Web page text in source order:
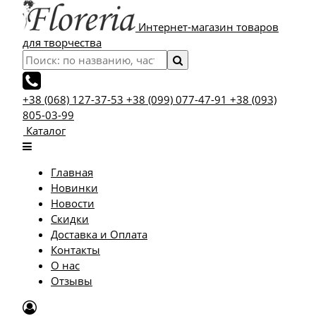
Интернет-магазин товаров
для творчества
+38 (068) 127-37-53 +38 (099) 077-47-91 +38 (093)
805-03-99
Каталог
Главная
Новинки
Новости
Скидки
Доставка и Оплата
Контакты
О нас
Отзывы